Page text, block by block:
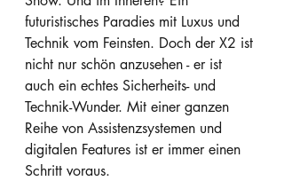
futuristisches Paradies mit Luxus und
Technik vom Feinsten. Doch der X2 ist
nicht nur schön anzusehen - er ist
auch ein echtes Sicherheits- und
Technik-Wunder. Mit einer ganzen
Reihe von Assistenzsystemen und
digitalen Features ist er immer einen
Schritt voraus.